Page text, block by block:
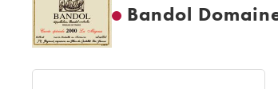
Bandol